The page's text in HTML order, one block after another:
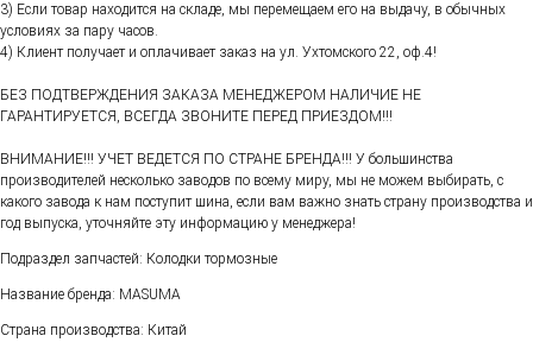
3) Если товар находится на складе, мы перемещаем его на выдачу, в обычных
условиях за пару часов.
4) Клиент получает и оплачивает заказ на ул. Ухтомского 22, оф.4!
БЕЗ ПОДТВЕРЖДЕНИЯ ЗАКАЗА МЕНЕДЖЕРОМ НАЛИЧИЕ НЕ
ГАРАНТИРУЕТСЯ, ВСЕГДА ЗВОНИТЕ ПЕРЕД ПРИЕЗДОМ!!!
ВНИМАНИЕ!!! УЧЕТ ВЕДЕТСЯ ПО СТРАНЕ БРЕНДА!!! У большинства
производителей несколько заводов по всему миру, мы не можем выбирать, с
какого завода к нам поступит шина, если вам важно знать страну производства и
год выпуска, уточняйте эту информацию у менеджера!
Подраздел запчастей: Колодки тормозные
Название бренда: MASUMA
Страна производства: Китай